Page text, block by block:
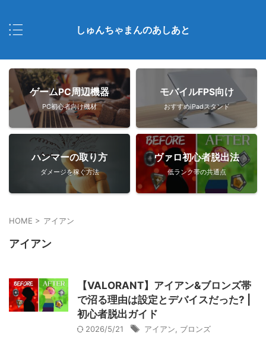
しゅんちゃまんのあしあと
ゲームPC周辺機器
PC初心者向け機材
モバイルFPS向け
おすすめiPadスタンド
ハンマーの取り方
ダメージを稼ぐ方法
ヴァロ初心者脱出法
低ランク帯の共通点
HOME > アイアン
アイアン
【VALORANT】アイアン&ブロンズ帯
で沼る理由は設定とデバイスだった? |
初心者脱出ガイド
2026/5/21 アイアン ブロンズ